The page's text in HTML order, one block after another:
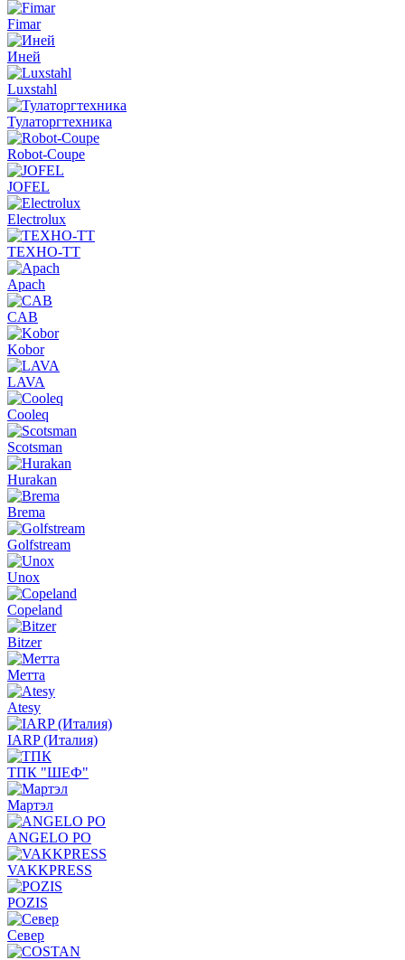
Fimar
Иней
Luxstahl
Тулаторгтехника
Robot-Coupe
JOFEL
Electrolux
ТЕХНО-ТТ
Apach
CAB
Kobor
LAVA
Cooleq
Scotsman
Hurakan
Brema
Golfstream
Unox
Copeland
Bitzer
Метта
Atesy
IARP (Италия)
ТПК "ШЕФ"
Мартэл
ANGELO PO
VAKKPRESS
POZIS
Север